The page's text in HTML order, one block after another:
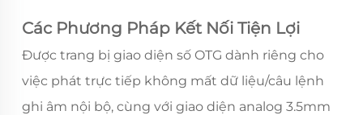
dàng bắt đầu, làm cho âm sắc của người chơi trở
nên nổi bật hơn.
Các Phương Pháp Kết Nối Tiện Lợi
Được trang bị giao diện số OTG dành riêng cho
việc phát trực tiếp không mất dữ liệu/câu lệnh
ghi âm nội bộ, cùng với giao diện analog 3.5mm